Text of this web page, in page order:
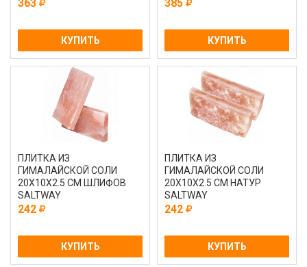
363
КУПИТЬ
385
КУПИТЬ
ПЛИТКА ИЗ
ГИМАЛАЙСКОЙ СОЛИ
20Х10Х2.5 СМ ШЛИФОВ
SALTWAY
242
КУПИТЬ
ПЛИТКА ИЗ
ГИМАЛАЙСКОЙ СОЛИ
20Х10Х2.5 СМ НАТУР
SALTWAY
242
КУПИТЬ